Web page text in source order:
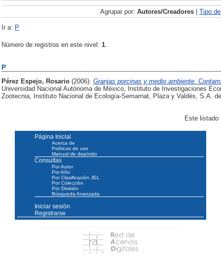
Agrupar por: Autores/Creadores | Tipo
Ir a: P
Número de registros en este nivel: 1
P
Pérez Espejo, Rosario (2006): Granjas porcinas y medio ambiente.
Universidad Nacional Autónoma de México, Instituto de Investigaciones
Zootecnia, Instituto Nacional de Ecología-Semarnat, Plaza y Valdés, S.A.
Este
Página Inicial
Acerca de
Políticas de uso
Manual de depósito
Consultas
Por Autor
Por Año
Por Clasificación JEL
Por Colección
Por División
Búsqueda Avanzada
Iniciar sesión
Registrarse